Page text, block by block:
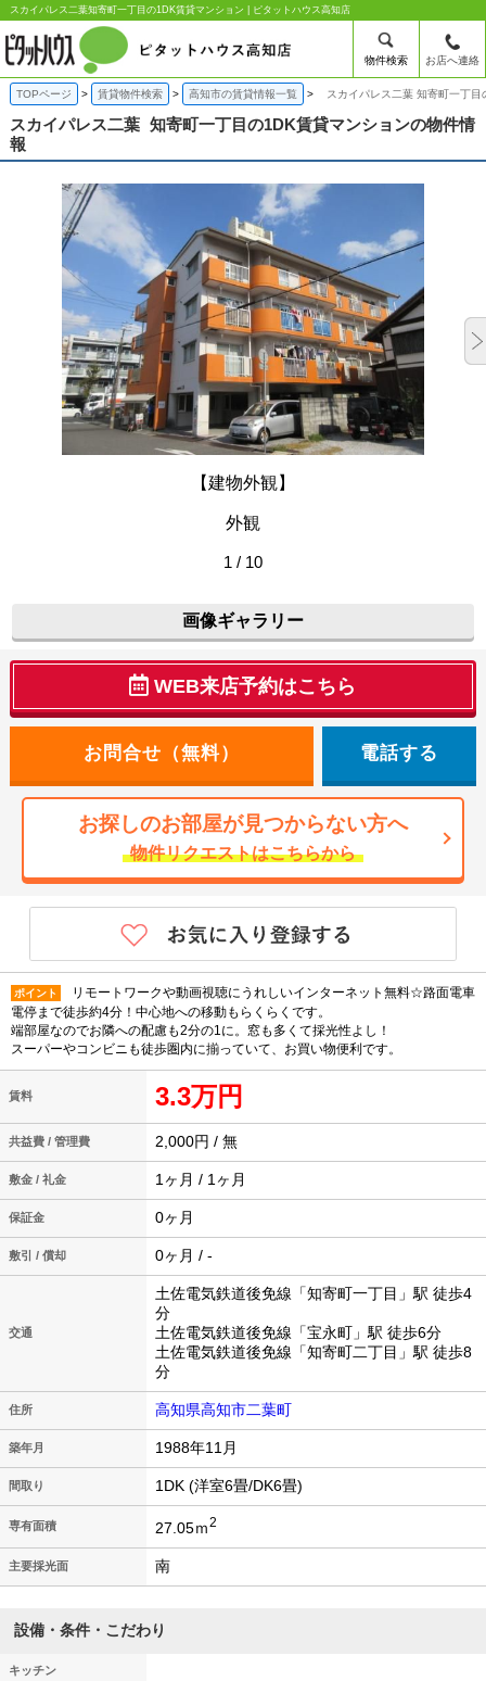
スカイパレス二葉知寄町一丁目の1DK賃貸マンション | ピタットハウス高知店
物件検索 お店へ連絡
TOPページ 賃貸物件検索 高知市の賃貸情報一覧 スカイパレス二葉 知寄町一丁
スカイパレス二葉 知寄町一丁目の1DK賃貸マンションの物件情
報
【建物外観】
外観
1 / 10
画像ギャラリー
WEB来店予約はこちら
電話する
お探しのお部屋が見つからない方へ
物件リクエストはこちらから
ポイント
リモートワークや動画視聴にうれしいインターネット無料☆路面電車
電停まで徒歩約4分！中心地への移動もらくらくです。
端部屋なのでお隣への配慮も2分の1に。窓も多くて採光性よし！
スーパーやコンビニも徒歩圏内に揃っていて、お買い物便利です。
賃料 3.3万円
共益費 / 管理費 2,000円 / 無
敷金 / 礼金 1ヶ月 / 1ヶ月
保証金 0ヶ月
敷引 / 償却 0ヶ月 / -
交通
土佐電気鉄道後免線「知寄町一丁目」駅 徒歩4
分
土佐電気鉄道後免線「宝永町」駅 徒歩6分
土佐電気鉄道後免線「知寄町二丁目」駅 徒歩8
分
住所 高知県高知市二葉町
築年月 1988年11月
間取り 1DK (洋室6畳/DK6畳)
専有面積 27.05ｍ2
主要採光面 南
設備・条件・こだわり
キッチン